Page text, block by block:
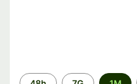
Periodo